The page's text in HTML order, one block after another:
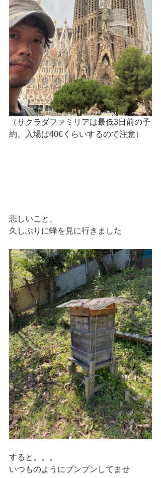
（サクラダファミリアは最低3日前の予
約、入場は40€くらいするので注意）
悲しいこと、
久しぶりに蜂を見に行きました
すると。。。
いつものようにブンブンしてませ